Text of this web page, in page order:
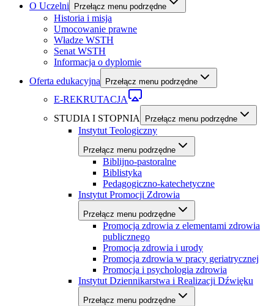
O Uczelni Przełącz menu podrzędne
Historia i misja
Umocowanie prawne
Władze WSTH
Senat WSTH
Informacja o dyplomie
Oferta edukacyjna
Przełącz menu podrzędne
E-REKRUTACJA
STUDIA I STOPNIA
Przełącz menu podrzędne
Instytut Teologiczny
Przełącz menu podrzędne
Biblijno-pastoralne
Biblistyka
Pedagogiczno-katechetyczne
Instytut Promocji Zdrowia
Przełącz menu podrzędne
Promocja zdrowia z elementami zdrowia
publicznego
Promocja zdrowia i urody
Promocja zdrowia w pracy geriatrycznej
Promocja i psychologia zdrowia
Instytut Dziennikarstwa i Realizacji Dźwięku
Przełącz menu podrzędne